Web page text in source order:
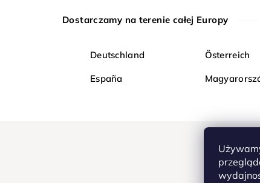
Dostarczamy na terenie całej Europy
Deutschland Österreich
España